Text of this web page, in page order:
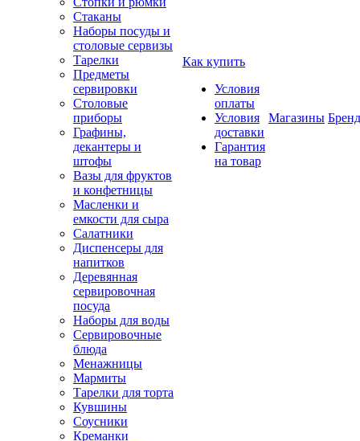
Стаканы
Наборы посуды и
столовые сервизы
Тарелки
Предметы
сервировки
Столовые
приборы
Графины,
декантеры и
штофы
Вазы для фруктов
и конфетницы
Масленки и
емкости для сыра
Салатники
Диспенсеры для
напитков
Деревянная
сервировочная
посуда
Наборы для воды
Сервировочные
блюда
Менажницы
Мармиты
Тарелки для торта
Кувшины
Соусники
Креманки
Как купить
Условия
оплаты
Условия
доставки
Гарантия
на товар
Магазины